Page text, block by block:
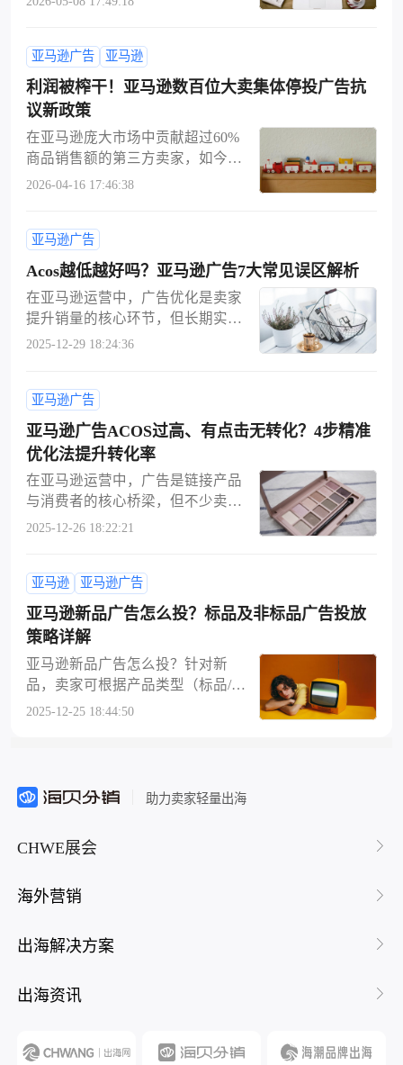
定关键词设置逻辑、匹配方式选
择、搭建流程以及常见避坑要点，
新手卖家也能直接套用，快速降低
广告成本、提升整体 ROI。一、什
么是亚马逊否定关键词？为什么一
定要用？所谓否定关键词，就是卖
家在亚马逊广告后台主动设置的一
品广告将不会在包含这些词汇的用
户搜索页面中展示，从源头拦截不
精准的流量。对于亚马逊卖家而
言，用好否定关键词有着不可替代
的运营价值。首先可以精准过滤无
关流量，避免产品广告被不匹配的
搜索需求触发，减少无效点击带来
告数据权重，提升广告与搜索词的
匹配度，进而提高转化率。更关键
的是，合理屏蔽低价、
转化稳盈利，差距就在于是否掌握
科学的亚马逊广告出价逻辑与运营
技巧。本文将全面拆解亚马逊广告
出价底层逻辑、四大主流出价模
式、广告展位玩法，同时从关键词
匹配、季节趋势、详情页优化三大
维度，分享可直接落地的广告优化
马逊广告出价本文重点讲解亚马逊
商品推广（Sponsored Product）广
手十分友好。亚马逊广告出价，是
广告预算管理的核心手段，指你为
每次广告点击设置的最高愿意支付
的核心，出价高低直接决定广告能
否在买家搜索对应关键词时展示。
亚马逊采用竞价拍卖模式，卖家围
绕相关关键词竞争广告位：举例：
你想让广告在 “红色运动鞋” 搜索结
果中展示，设置单次点击最高出价
2 美元；若竞品出价 1.70 美元，在
广告相关性等其他条件相同的情况
就能让你的广告排在更优位置；即
便出价较低，广告也可能展示
亚马逊广告 亚马逊
利润被榨干！亚马逊数百位大卖集体停投广告抗
议新政策
在亚马逊庞大市场中贡献超过60%
商品销售额的第三方卖家，如今正
面临日益严峻的经营压力。多重外
来持续一年的经济负担，而近期与
伊朗冲突引发的能源价格飙升，更
令成本结构雪上加霜。卖家被迫在
涨价损害消费者与自行消化成本之
间艰难抉择。与此同时，亚马逊近
期推行的一系列新政策，被许多卖
草”。平台不仅调整了卖家收益支付
周期与广告费用扣款方式，还宣布
因油价上涨而加收3.5%的燃油附加
费。“我们的利润空间正被快速侵
卖家迈克尔·帕特隆表示，他经常在
社交媒体上批评平台政策，“这就是
为什么情况越来越令人绝望。”作为
周三发起了一场为期24小时的广告
平台抵制行动。此次抗议由拥有700
余名会员的“百万美元卖家联盟”
（MDS）组织，其成员总销售额约
140亿美元。MDS联合创始人尤金·
海曼在声明中写道：“卖家已抱怨多
年，但这次不同——这不再是经营
困扰，而是直接的利润剥夺。”亚马
保持
2026-04-16 17:46:38
亚马逊广告
Acos越低越好吗？亚马逊广告7大常见误区解析
在亚马逊运营中，广告优化是卖家
提升销量的核心环节，但长期实践
中，许多卖家容易陷入基于经验判
调越乱的内耗困境。本文将系统拆
解亚马逊广告运营中的7大常见误
区，帮助卖家建立贴合平台规则的
数据化运营思维，精准提升广告投
资回报率。误区一：亚马逊广告开
了就必须出单，不出单就是广告有
问题部分卖家将广告与出单直接划
马逊广告的核心价值是引入精准流
量、获取曝光、测试市场需求、提
升关键词排名，出单是流量、转
化、产品竞争力等多因素共同作用
的结果，而非广告的唯一目标。例
如，新品期广告的核心目的是积累
初始曝光和关键词数据，即便短期
标准，盲目关停广告，反而会错失
二：亚马逊广告出价越高，排名就
越靠前“出价决定排名” 是卖家最易
并非由竞价单一因素决定，而是受
R）、Listing 相关性、广告质量得
2025-12-29 18:24:36
亚马逊广告
亚马逊广告ACOS过高、有点击无转化？4步精准
优化法提升转化率
在亚马逊运营中，广告是链接产品
与消费者的核心桥梁，但不少卖家
常会陷入ACOS飙高、有点击无转
非头痛医头，而是需要从流量精准
度到转化根基的层层排查。本文将
广告优化分解为四个逻辑步骤，从
流量精准度到转化根基进行层层排
查，帮助卖家定位问题核心，实现
广告效益的最大化。第一步：先确
认亚马逊广告流量是否精准很多卖
多来自不相关人群或关键词，再优
化出价、预算也无法提升转化。1.
自动广告：查看 “搜索词报告”，若
属性（如品类、功能、使用场景）
选品方向，而非调整广告。例如，
卖 “儿童保温杯” 却匹配到 “成人运
键词布局偏离目标客群需求。手动
“不锈钢儿童保温杯带吸管”，却频
2025-12-26 18:22:21
亚马逊 亚马逊广告
亚马逊新品广告怎么投？标品及非标品广告投放
策略详解
亚马逊新品广告怎么投？针对新
品，卖家可根据产品类型（标品/非
标品）选择不同广告投放策略，具
（如家电、3C 配件等），此类产品
的广告逻辑需围绕抢占核心大词展
辐射带动小词自然排名提升。1.核
位，而非分散投放。具体操作需遵
聚焦1-3个核心大词（如 “无线蓝牙
键词过多稀释预算。预算策略：放
转化效率最高的位置（通常为 “搜
2025-12-25 18:44:50
助力卖家轻量出海
CHWE展会
海外营销
出海解决方案
出海资讯